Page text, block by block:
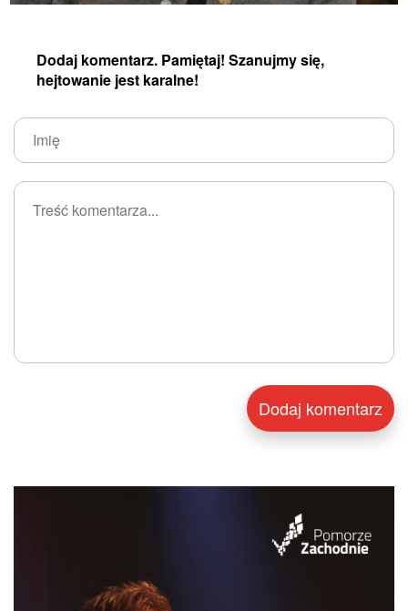
Dodaj komentarz. Pamiętaj! Szanujmy się,
hejtowanie jest karalne!